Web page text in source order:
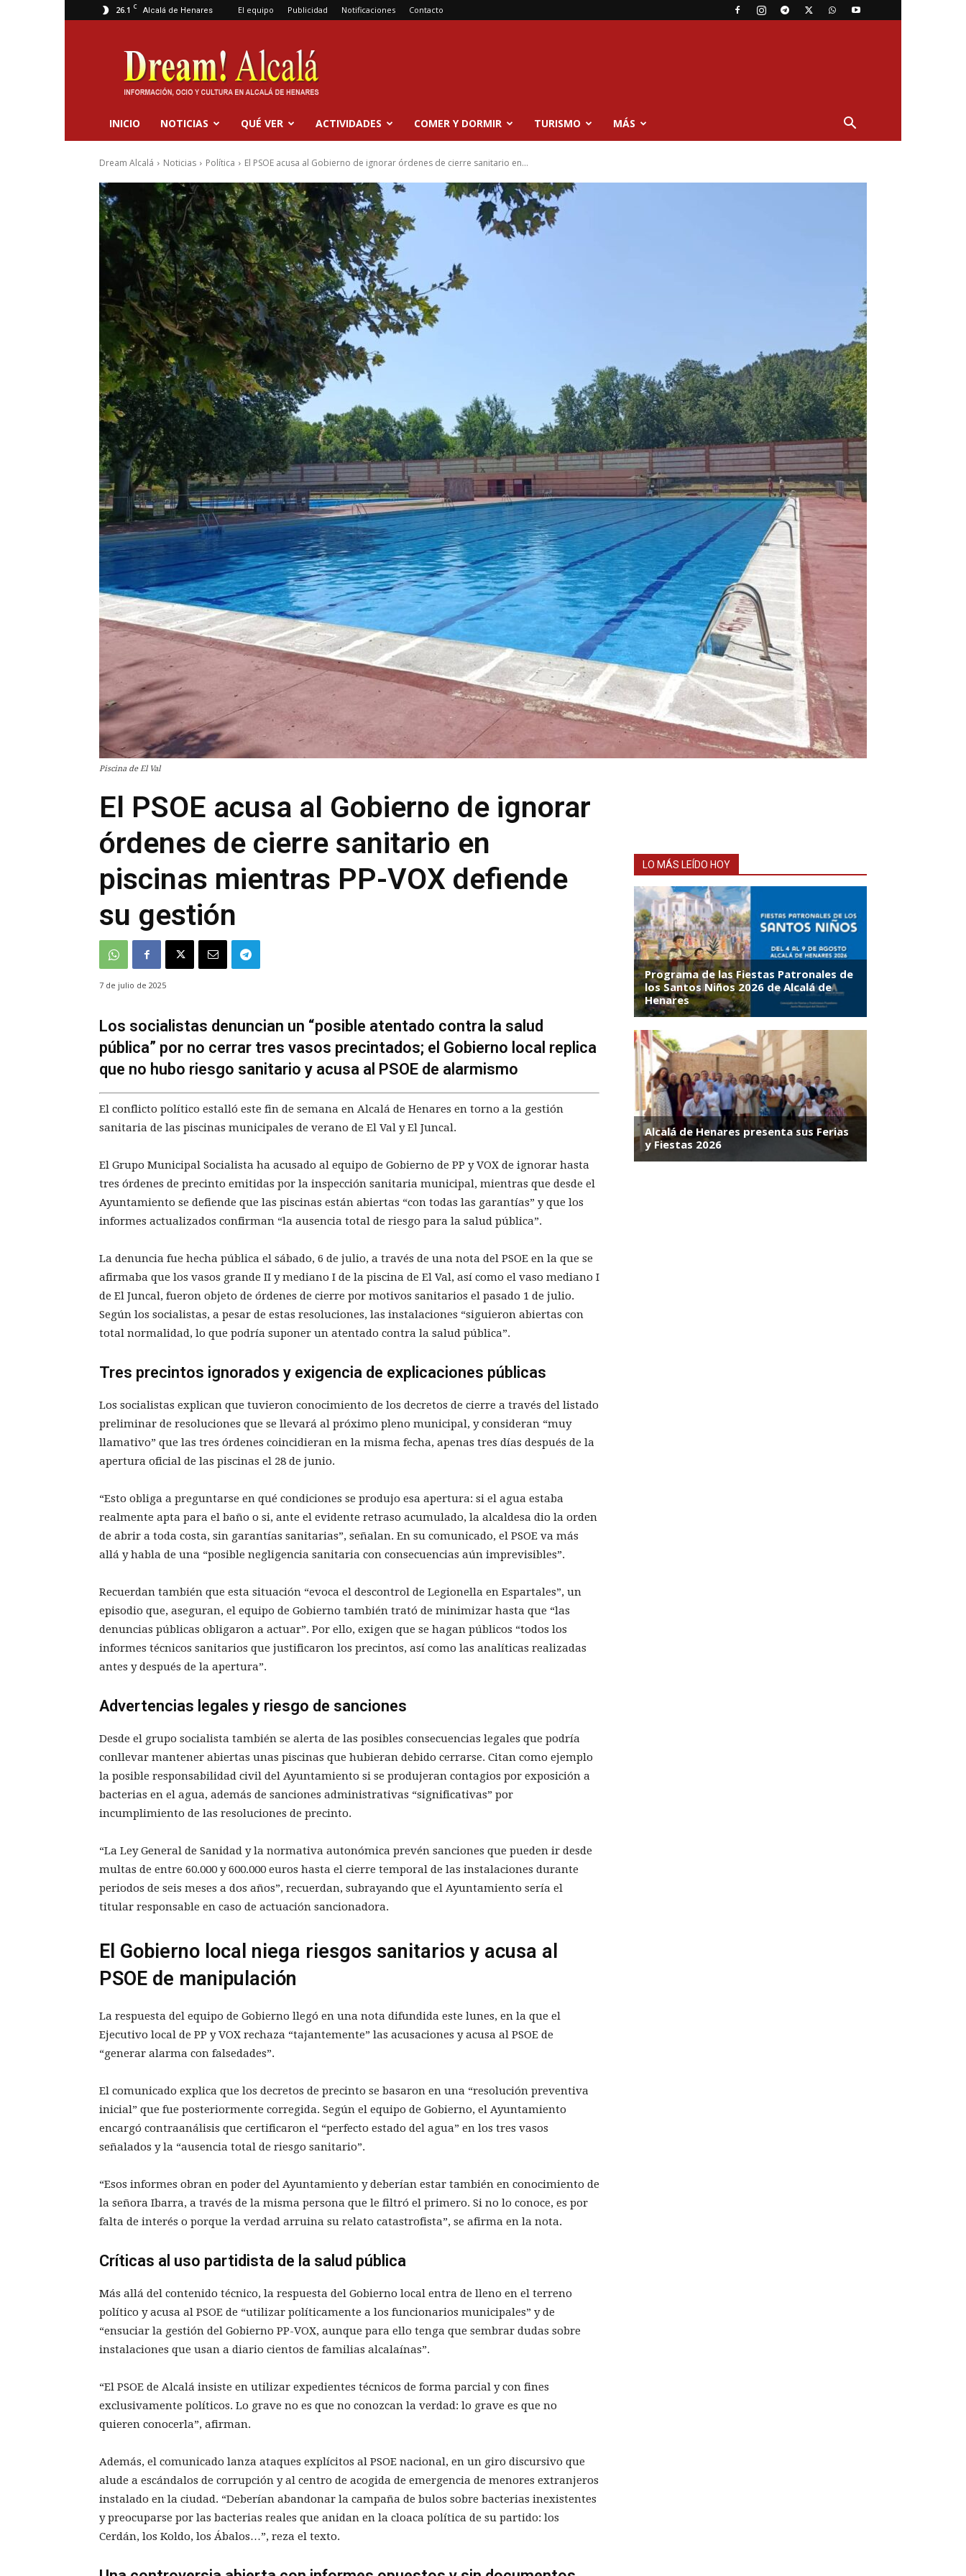
26.1 C Alcalá de Henares El equipo Publicidad Notificaciones Contacto
Dream
Alcalá
INICIO NOTICIAS QUÉ VER ACTIVIDADES COMER Y DORMIR TURISMO MÁS
Dream Alcalá Noticias Política El PSOE acusa al Gobierno de ignorar órdenes de cierre sanitario en...
Piscina de El Val
El PSOE acusa al Gobierno de ignorar
órdenes de cierre sanitario en
piscinas mientras PP-VOX defiende
su gestión
7 de julio de 2025
Los socialistas denuncian un “posible atentado contra la salud
pública” por no cerrar tres vasos precintados; el Gobierno local replica
que no hubo riesgo sanitario y acusa al PSOE de alarmismo
El conflicto político estalló este fin de semana en Alcalá de Henares en torno a la gestión
sanitaria de las piscinas municipales de verano de El Val y El Juncal.
El Grupo Municipal Socialista ha acusado al equipo de Gobierno de PP y VOX de ignorar hasta
tres órdenes de precinto emitidas por la inspección sanitaria municipal, mientras que desde el
Ayuntamiento se defiende que las piscinas están abiertas “con todas las garantías” y que los
informes actualizados confirman “la ausencia total de riesgo para la salud pública”.
La denuncia fue hecha pública el sábado, 6 de julio, a través de una nota del PSOE en la que se
afirmaba que los vasos grande II y mediano I de la piscina de El Val, así como el vaso mediano I
de El Juncal, fueron objeto de órdenes de cierre por motivos sanitarios el pasado 1 de julio.
Según los socialistas, a pesar de estas resoluciones, las instalaciones “siguieron abiertas con
total normalidad, lo que podría suponer un atentado contra la salud pública”.
Tres precintos ignorados y exigencia de explicaciones públicas
Los socialistas explican que tuvieron conocimiento de los decretos de cierre a través del listado
preliminar de resoluciones que se llevará al próximo pleno municipal, y consideran “muy
llamativo” que las tres órdenes coincidieran en la misma fecha, apenas tres días después de la
apertura oficial de las piscinas el 28 de junio.
“Esto obliga a preguntarse en qué condiciones se produjo esa apertura: si el agua estaba
realmente apta para el baño o si, ante el evidente retraso acumulado, la alcaldesa dio la orden
de abrir a toda costa, sin garantías sanitarias”, señalan. En su comunicado, el PSOE va más
allá y habla de una “posible negligencia sanitaria con consecuencias aún imprevisibles”.
Recuerdan también que esta situación “evoca el descontrol de Legionella en Espartales”, un
episodio que, aseguran, el equipo de Gobierno también trató de minimizar hasta que “las
denuncias públicas obligaron a actuar”. Por ello, exigen que se hagan públicos “todos los
informes técnicos sanitarios que justificaron los precintos, así como las analíticas realizadas
antes y después de la apertura”.
Advertencias legales y riesgo de sanciones
Desde el grupo socialista también se alerta de las posibles consecuencias legales que podría
conllevar mantener abiertas unas piscinas que hubieran debido cerrarse. Citan como ejemplo
la posible responsabilidad civil del Ayuntamiento si se produjeran contagios por exposición a
bacterias en el agua, además de sanciones administrativas “significativas” por
incumplimiento de las resoluciones de precinto.
“La Ley General de Sanidad y la normativa autonómica prevén sanciones que pueden ir desde
multas de entre 60.000 y 600.000 euros hasta el cierre temporal de las instalaciones durante
periodos de seis meses a dos años”, recuerdan, subrayando que el Ayuntamiento sería el
titular responsable en caso de actuación sancionadora.
El Gobierno local niega riesgos sanitarios y acusa al
PSOE de manipulación
La respuesta del equipo de Gobierno llegó en una nota difundida este lunes, en la que el
Ejecutivo local de PP y VOX rechaza “tajantemente” las acusaciones y acusa al PSOE de
“generar alarma con falsedades”.
El comunicado explica que los decretos de precinto se basaron en una “resolución preventiva
inicial” que fue posteriormente corregida. Según el equipo de Gobierno, el Ayuntamiento
encargó contraanálisis que certificaron el “perfecto estado del agua” en los tres vasos
señalados y la “ausencia total de riesgo sanitario”.
“Esos informes obran en poder del Ayuntamiento y deberían estar también en conocimiento de
la señora Ibarra, a través de la misma persona que le filtró el primero. Si no lo conoce, es por
falta de interés o porque la verdad arruina su relato catastrofista”, se afirma en la nota.
Críticas al uso partidista de la salud pública
Más allá del contenido técnico, la respuesta del Gobierno local entra de lleno en el terreno
político y acusa al PSOE de “utilizar políticamente a los funcionarios municipales” y de
“ensuciar la gestión del Gobierno PP-VOX, aunque para ello tenga que sembrar dudas sobre
instalaciones que usan a diario cientos de familias alcalaínas”.
“El PSOE de Alcalá insiste en utilizar expedientes técnicos de forma parcial y con fines
exclusivamente políticos. Lo grave no es que no conozcan la verdad: lo grave es que no
quieren conocerla”, afirman.
Además, el comunicado lanza ataques explícitos al PSOE nacional, en un giro discursivo que
alude a escándalos de corrupción y al centro de acogida de emergencia de menores extranjeros
instalado en la ciudad. “Deberían abandonar la campaña de bulos sobre bacterias inexistentes
y preocuparse por las bacterias reales que anidan en la cloaca política de su partido: los
Cerdán, los Koldo, los Ábalos…”, reza el texto.
LO MÁS LEÍDO HOY